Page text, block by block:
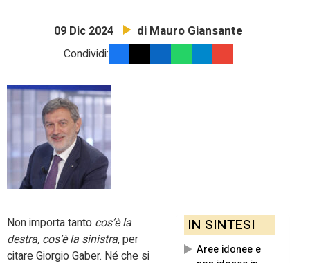
09 Dic 2024 di Mauro Giansante
Condividi:
IN SINTESI
Aree idonee e
Non importa tanto cos’è la
destra, cos’è la sinistra, per
citare Giorgio Gaber. Né che si